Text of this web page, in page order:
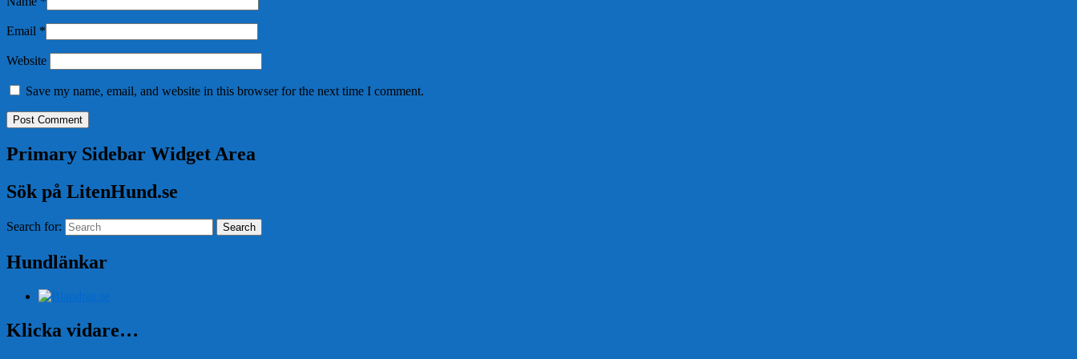
Email *
Website
Save my name, email, and website in this browser for the next time I comment.
Primary Sidebar Widget Area
Sök på LitenHund.se
Search for: Search
Hundlänkar
Klicka vidare…